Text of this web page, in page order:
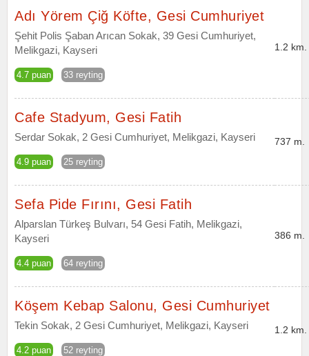
Adı Yörem Çiğ Köfte, Gesi Cumhuriyet
Şehit Polis Şaban Arıcan Sokak, 39 Gesi Cumhuriyet,
Melikgazi, Kayseri
4.7 puan 33 reyting
1.2 km.
Cafe Stadyum, Gesi Fatih
Serdar Sokak, 2 Gesi Cumhuriyet, Melikgazi, Kayseri
4.9 puan 25 reyting
737 m.
Sefa Pide Fırını, Gesi Fatih
Alparslan Türkeş Bulvarı, 54 Gesi Fatih, Melikgazi,
Kayseri
4.4 puan 64 reyting
386 m.
Köşem Kebap Salonu, Gesi Cumhuriyet
Tekin Sokak, 2 Gesi Cumhuriyet, Melikgazi, Kayseri
4.2 puan 52 reyting
1.2 km.